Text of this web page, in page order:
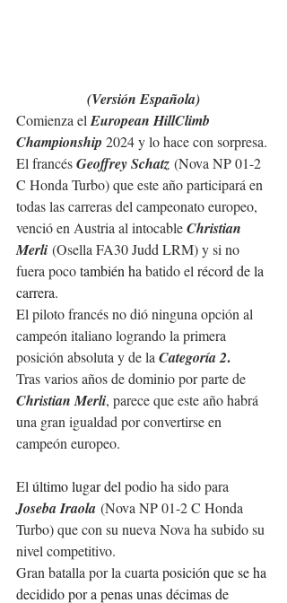
(Versión Española)
Comienza el European HillClimb
Championship 2024 y lo hace con sorpresa.
El francés Geoffrey Schatz (Nova NP 01-2
C Honda Turbo) que este año participará en
todas las carreras del campeonato europeo,
venció en Austria al intocable Christian
Merli (Osella FA30 Judd LRM) y si no
fuera poco también ha batido el récord de la
carrera.
El piloto francés no dió ninguna opción al
campeón italiano logrando la primera
posición absoluta y de la Categoría 2.
Tras varios años de dominio por parte de
Christian Merli, parece que este año habrá
una gran igualdad por convertirse en
campeón europeo.
El último lugar del podio ha sido para
Joseba Iraola (Nova NP 01-2 C Honda
Turbo) que con su nueva Nova ha subido su
nivel competitivo.
Gran batalla por la cuarta posición que se ha
decidido por a penas unas décimas de